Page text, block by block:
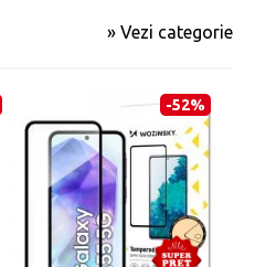
» Vezi categorie
-52%